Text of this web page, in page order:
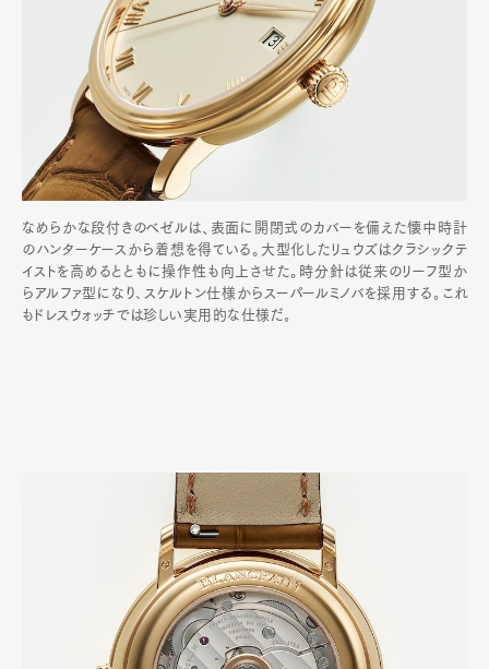
なめらかな段付きのベゼルは、表面に開閉式のカバーを備えた懐中時計
のハンターケースから着想を得ている。大型化したリュウズはクラシックテ
イストを高めるとともに操作性も向上させた。時分針は従来のリーフ型か
らアルファ型になり､スケルトン仕様からスーパールミノバを採用する｡これ
もドレスウォッチでは珍しい実用的な仕様だ｡